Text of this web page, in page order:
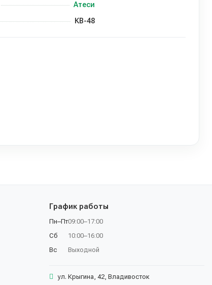
Атеси
КВ-48
График работы
Пн–Пт
Сб
Вс
09:00–17:00
10:00–16:00
Выходной
ул. Крыгина, 42, Владивосток